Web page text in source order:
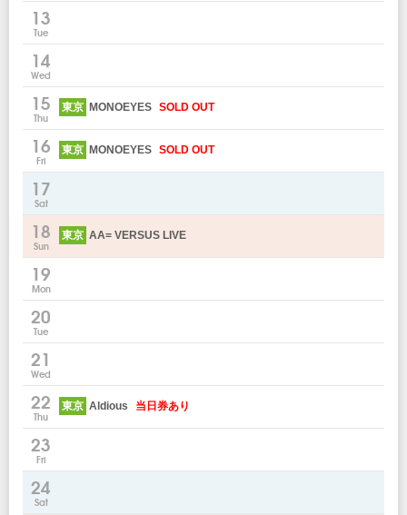
13
Tue
14
Wed
15
Thu
東京 MONOEYES SOLD OUT
16
Fri
東京 MONOEYES SOLD OUT
17
Sat
18
Sun
東京 AA= VERSUS LIVE
19
Mon
20
Tue
21
Wed
22
Thu
東京 Aldious 当日券あり
23
Fri
24
Sat